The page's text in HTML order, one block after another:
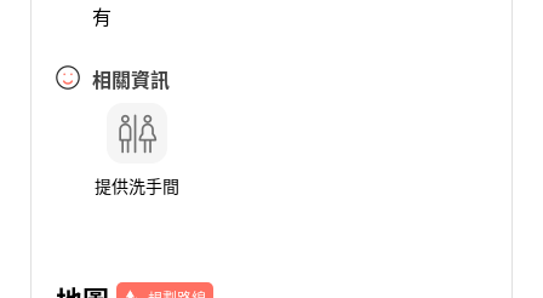
有
相關資訊
提供洗手間